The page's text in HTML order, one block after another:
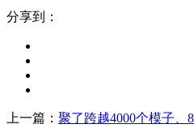
分享到：
上一篇： 聚了跨越4000个模子、